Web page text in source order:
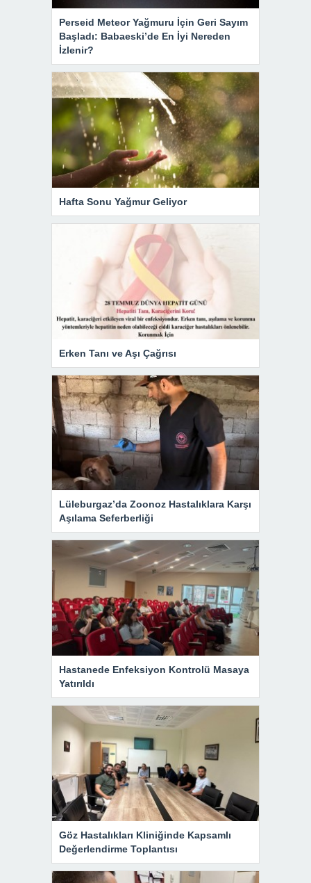
Perseid Meteor Yağmuru İçin Geri Sayım
Başladı: Babaeski’de En İyi Nereden
İzlenir?
Hafta Sonu Yağmur Geliyor
Erken Tanı ve Aşı Çağrısı
Lüleburgaz’da Zoonoz Hastalıklara Karşı
Aşılama Seferberliği
Hastanede Enfeksiyon Kontrolü Masaya
Yatırıldı
Göz Hastalıkları Kliniğinde Kapsamlı
Değerlendirme Toplantısı